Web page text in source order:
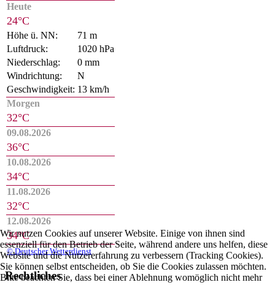
Heute
24°C
Höhe ü. NN:
71 m
Luftdruck:
1020 hPa
Niederschlag:
0 mm
Windrichtung:
N
Geschwindigkeit: 13 km/h
Morgen
32°C
09.08.2026
36°C
10.08.2026
34°C
11.08.2026
32°C
12.08.2026
34°C
© Deutscher Wetterdienst
Rechtliches
Wir nutzen Cookies auf unserer Website. Einige von ihnen sind
essenziell für den Betrieb der Seite, während andere uns helfen, diese
Website und die Nutzererfahrung zu verbessern (Tracking Cookies).
Sie können selbst entscheiden, ob Sie die Cookies zulassen möchten.
Bitte beachten Sie, dass bei einer Ablehnung womöglich nicht mehr